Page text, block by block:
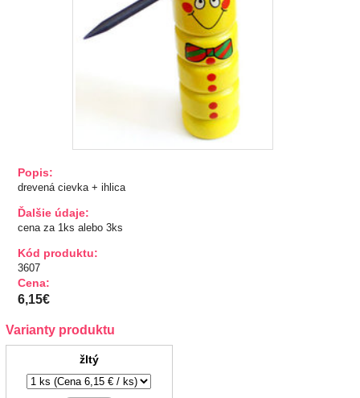
Ochrana osobných údajov
KATEGÓRIE PRODUKTOV
Zľavnené
Aplikácie
Bižutérny kútik
Burda strihy
Dekorácie
Doplnky
Popis:
drevená cievka + ihlica
Ďalšie údaje:
cena za 1ks alebo 3ks
Kód produktu:
3607
Cena:
6,15€
Varianty produktu
žltý